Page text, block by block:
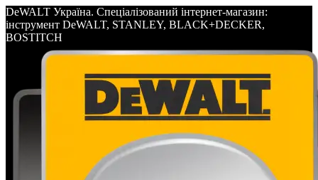
DeWALT Україна. Спеціалізований інтернет-магазин:
інструмент DeWALT, STANLEY, BLACK+DECKER,
BOSTITCH